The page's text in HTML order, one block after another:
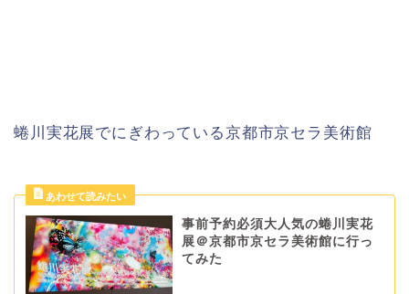
蜷川実花展でにぎわっている京都市京セラ美術館
事前予約必須大人気の蜷川実花
展＠京都市京セラ美術館に行っ
てみた